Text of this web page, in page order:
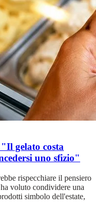
gelato costa
uno sfizio"
rispecchiare il pensiero
voluto condividere una
simbolo dell'estate,